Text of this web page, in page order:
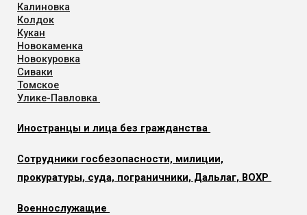
Калиновка
Колдок
Кукан
Новокаменка
Новокуровка
Сиваки
Томское
Улике-Павловка
Иностранцы и лица без гражданства
Сотрудники госбезопасности, милиции,
прокуратуры, суда, пограничники, Дальлаг, ВОХР
Военнослужащие